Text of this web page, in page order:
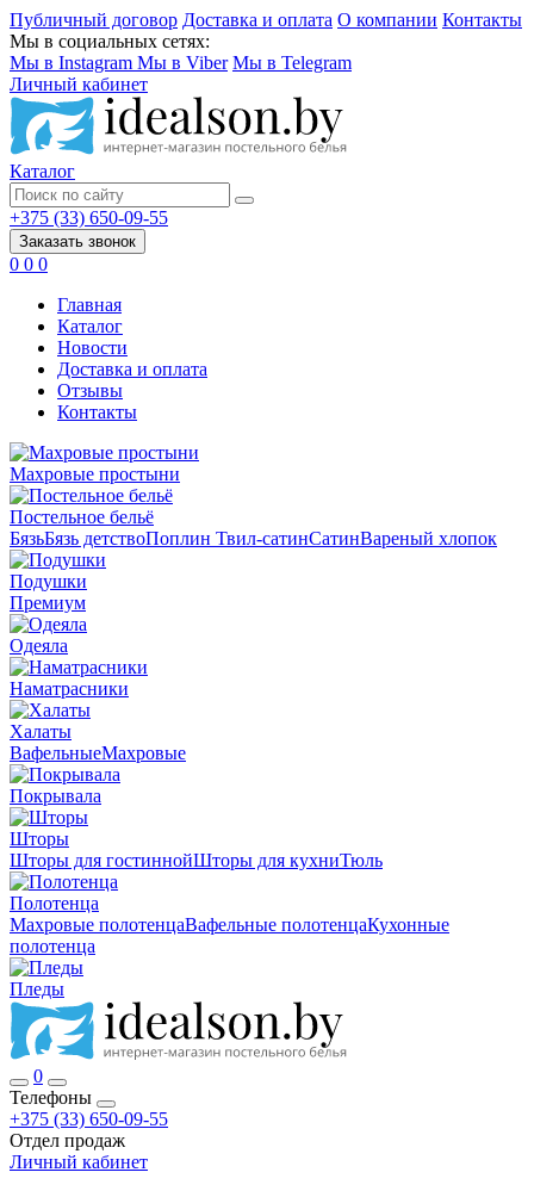
Публичный договор Доставка и оплата О компании Контакты
Мы в социальных сетях:
Мы в Instagram Мы в Viber Мы в Telegram
Личный кабинет
Каталог
+375 (33) 650-09-55
Заказать звонок
0 0 0
Главная
Каталог
Новости
Доставка и оплата
Отзывы
Контакты
Махровые простыни
Постельное бельё
БязьБязь детствоПоплин Твил-сатинСатинВареный хлопок
Подушки
Премиум
Одеяла
Наматрасники
Халаты
ВафельныеМахровые
Покрывала
Шторы
Шторы для гостиннойШторы для кухниТюль
Полотенца
Махровые полотенцаВафельные полотенцаКухонные
полотенца
Пледы
0
Телефоны
+375 (33) 650-09-55
Отдел продаж
Личный кабинет